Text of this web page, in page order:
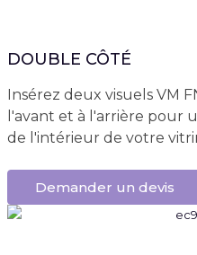
DOUBLE CÔTÉ
Insérez deux visuels VM
l'avant et à l'arrière pour
de l'intérieur de votre
Demander un devis